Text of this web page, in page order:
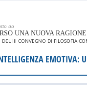
da
UNA NUOVA
DEL III CONVEGNO DI FILOSOFIA
EMOTIVA: